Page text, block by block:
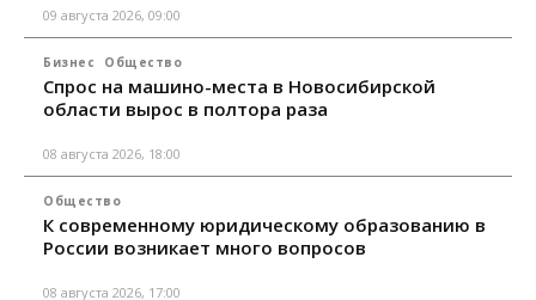
09 августа 2026, 09:00
Бизнес Общество
Спрос на машино-места в Новосибирской
области вырос в полтора раза
08 августа 2026, 18:00
Общество
К современному юридическому образованию в
России возникает много вопросов
08 августа 2026, 17:00